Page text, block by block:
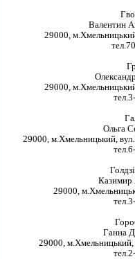
Валентин
29000,
29000,
Ольга
29000, м.Хмельницький,
Казимир
29000,
Ганна
29000, м.Хмельницький,